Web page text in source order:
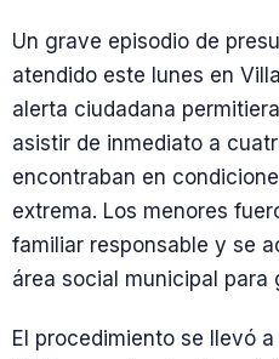
Un grave episodio de
atendido este lunes en
alerta ciudadana
asistir de inmediato a
encontraban en
extrema. Los menores
familiar responsable y se
área social municipal para
El procedimiento se llevó